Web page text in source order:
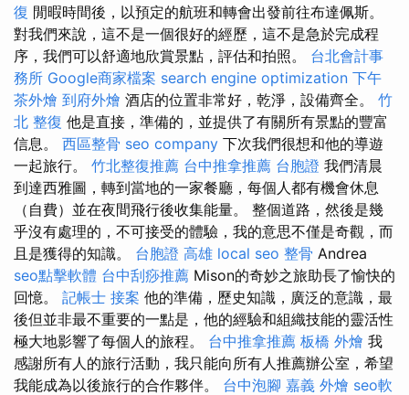
復 閒暇時間後，以預定的航班和轉會出發前往布達佩斯。
對我們來說，這不是一個很好的經歷，這不是急於完成程
序，我們可以舒適地欣賞景點，評估和拍照。 台北會計事
務所 Google商家檔案 search engine optimization 下午
茶外燴 到府外燴 酒店的位置非常好，乾淨，設備齊全。 竹
北 整復 他是直接，準備的，並提供了有關所有景點的豐富
信息。 西區整骨 seo company 下次我們很想和他的導遊
一起旅行。 竹北整復推薦 台中推拿推薦 台胞證 我們清晨
到達西雅圖，轉到當地的一家餐廳，每個人都有機會休息
（自費）並在夜間飛行後收集能量。 整個道路，然後是幾
乎沒有處理的，不可接受的體驗，我的意思不僅是奇觀，而
且是獲得的知識。 台胞證 高雄 local seo 整骨 Andrea
seo點擊軟體 台中刮痧推薦 Mison的奇妙之旅助長了愉快的
回憶。 記帳士 接案 他的準備，歷史知識，廣泛的意識，最
後但並非最不重要的一點是，他的經驗和組織技能的靈活性
極大地影響了每個人的旅程。 台中推拿推薦 板橋 外燴 我
感謝所有人的旅行活動，我只能向所有人推薦辦公室，希望
我能成為以後旅行的合作夥伴。 台中泡腳 嘉義 外燴 seo軟